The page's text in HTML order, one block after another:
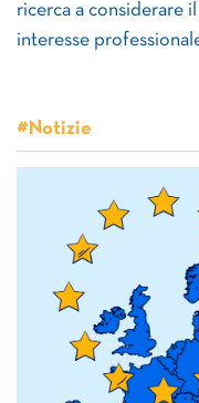
ricerca a considerare
interesse
#Notizie